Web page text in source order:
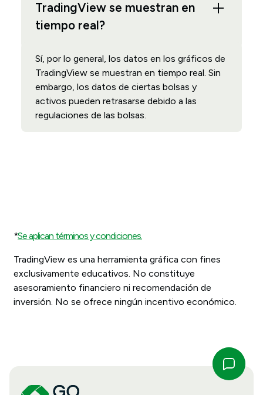
TradingView se muestran en
tiempo real?
Sí, por lo general, los datos en los gráficos de
TradingView se muestran en tiempo real. Sin
embargo, los datos de ciertas bolsas y
activos pueden retrasarse debido a las
regulaciones de las bolsas.
*Se aplican términos y condiciones.
TradingView es una herramienta gráfica con fines
exclusivamente educativos. No constituye
asesoramiento financiero ni recomendación de
inversión. No se ofrece ningún incentivo económico.